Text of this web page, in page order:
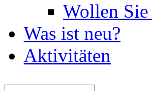
Wollen Sie
Was ist neu?
Aktivitäten